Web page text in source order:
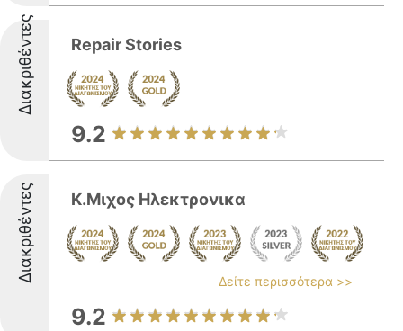
Διακριθέντες Repair Stories
9.2
Διακριθέντες Κ.Μιχος Ηλεκτρονικα
Δείτε περισσότερα >>
9.2